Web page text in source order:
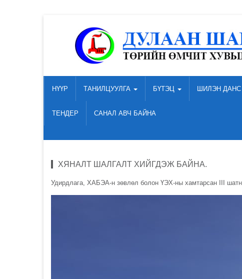
НҮҮР ТАНИЛЦУУЛГА БҮТЭЦ ШИЛЭН ДАНС
ТЕНДЕР САНАЛ АВЧ БАЙНА
ХЯНАЛТ ШАЛГАЛТ ХИЙГДЭЖ БАЙНА.
Удирдлага, ХАБЭА-н зөвлөл болон ҮЭХ-ны хамтарсан III